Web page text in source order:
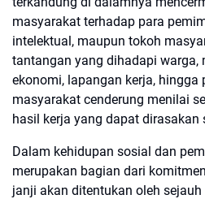
masyarakat terhadap para
intelektual, maupun tokoh
tantangan yang dihadapi warga,
ekonomi, lapangan kerja, hingga
masyarakat cenderung menilai
hasil kerja yang dapat dirasakan
Dalam kehidupan sosial dan
merupakan bagian dari
janji akan ditentukan oleh